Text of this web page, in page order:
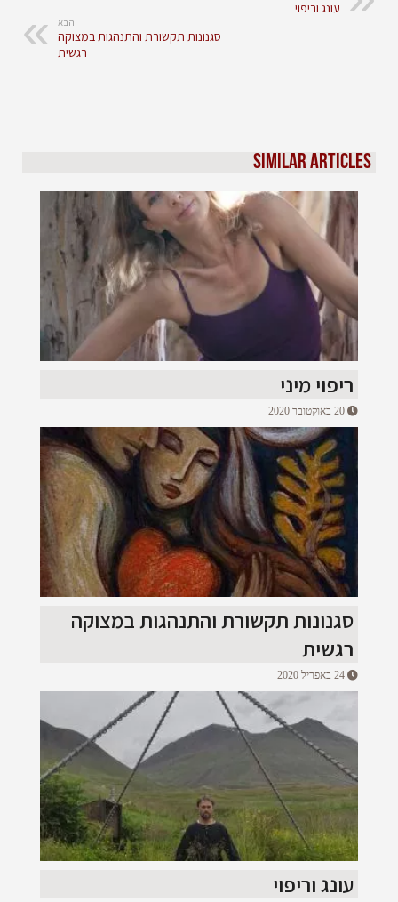
עונג וריפוי
הבא
סגנונות תקשורת והתנהגות במצוקה
רגשית
Similar Articles
ריפוי מיני
20 באוקטובר 2020
סגנונות תקשורת והתנהגות במצוקה
רגשית
24 באפריל 2020
עונג וריפוי